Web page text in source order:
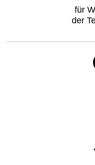
für
der